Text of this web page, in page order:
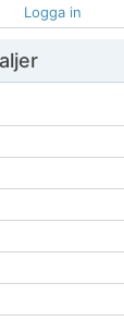
Logga in